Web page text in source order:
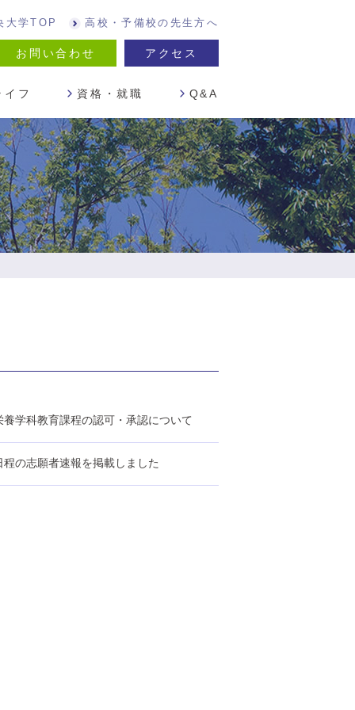
大学TOP 高校・予備校の先生方へ
お問い合わせ アクセス
フ 資格・就職 Q&A
学科教育課程の認可・承認について
の志願者速報を掲載しました